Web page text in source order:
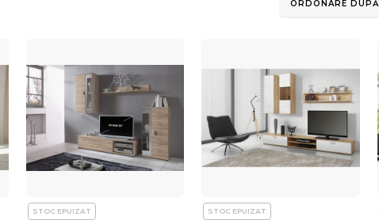
STOC EPUIZAT STOC EPUIZAT